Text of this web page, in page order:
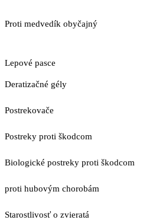
Proti medvedík obyčajný
Lepové pasce
Deratizačné gély
Postrekovače
Postreky proti škodcom
Biologické postreky proti škodcom
proti hubovým chorobám
Starostlivosť o zvieratá